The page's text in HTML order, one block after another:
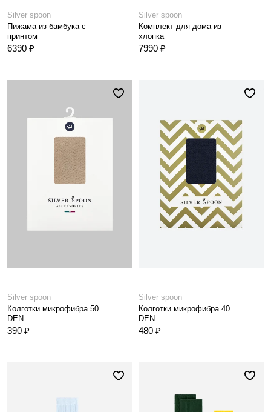
Silver spoon
Пижама из бамбука с
принтом
6390 ₽
Silver spoon
Комплект для дома из
хлопка
7990 ₽
Silver spoon
Колготки микрофибра 50
DEN
390 ₽
Silver spoon
Колготки микрофибра 40
DEN
480 ₽